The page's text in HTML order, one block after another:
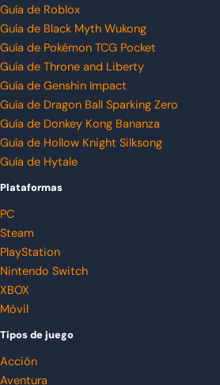
Guía de Roblox
Guía de Black Myth Wukong
Guía de Pokémon TCG Pocket
Guía de Throne and Liberty
Guía de Genshin Impact
Guía de Dragon Ball Sparking Zero
Guía de Donkey Kong Bananza
Guía de Hollow Knight Silksong
Guía de Hytale
Plataformas
PC
Steam
PlayStation
Nintendo Switch
XBOX
Móvil
Tipos de juego
Acción
Aventura